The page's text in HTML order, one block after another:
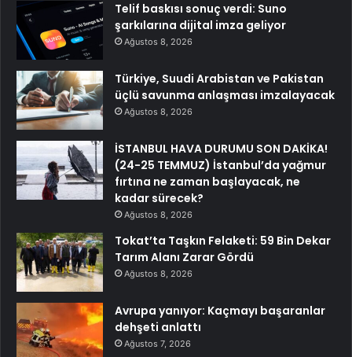
Telif baskısı sonuç verdi: Suno
şarkılarına dijital imza geliyor
Ağustos 8, 2026
Türkiye, Suudi Arabistan ve Pakistan
üçlü savunma anlaşması imzalayacak
Ağustos 8, 2026
İSTANBUL HAVA DURUMU SON DAKİKA!
(24-25 TEMMUZ) İstanbul’da yağmur
fırtına ne zaman başlayacak, ne
kadar sürecek?
Ağustos 8, 2026
Tokat’ta Taşkın Felaketi: 59 Bin Dekar
Tarım Alanı Zarar Gördü
Ağustos 8, 2026
Avrupa yanıyor: Kaçmayı başaranlar
dehşeti anlattı
Ağustos 7, 2026